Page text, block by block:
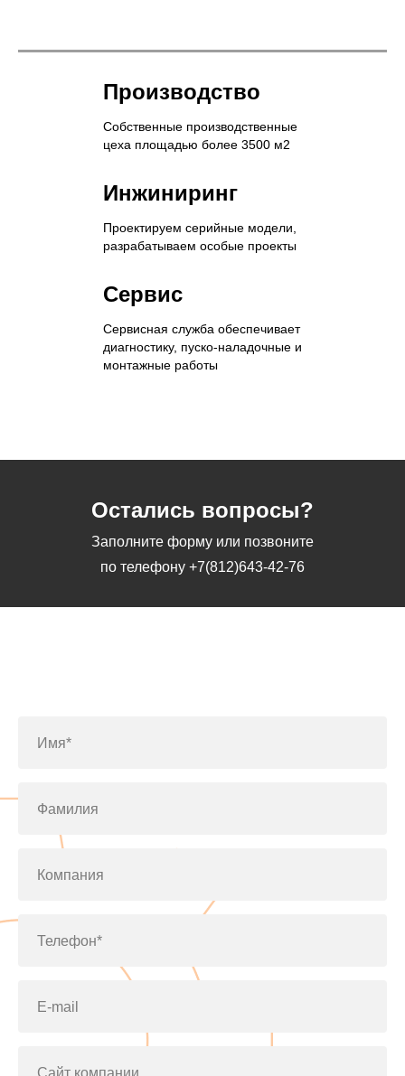
Производство
Собственные производственные
цеха площадью более 3500 м2
Инжиниринг
Проектируем серийные модели,
разрабатываем особые проекты
Сервис
Сервисная служба обеспечивает
диагностику, пуско-наладочные и
монтажные работы
Остались вопросы?
Заполните форму или позвоните
по телефону +7(812)643-42-76
Имя*
Фамилия
Компания
Телефон*
E-mail